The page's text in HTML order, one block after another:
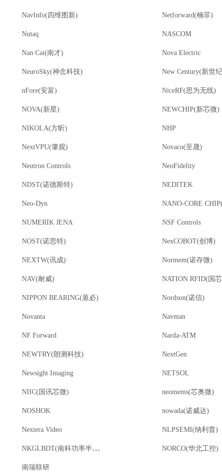
NavInfo(四维图新) Netforward(楠菲)
Nutaq NASCOM
Nan Cai(南才) Nova Electric
NeuroSky(神念科技) New Century(新世
nFore(安富) NiceRF(思为无线)
NOVA(新星) NEWCHIP(新芯微)
NIKOLA(方昕) NHP
NextVPU(肇观) Novaco(至晟)
Neutron Controls NeoFidelity
NDST(诺德斯特) NEDITEK
Neo-Dyn
NUMERIK JENA NSF Controls
NOST(诺思特) NexCOBOT(创博)
NEXTW(讯成) Normem(诺存微)
NAV(耐威) NATION RFID(国
NIPPON BEARING(蒽必) Nordson(诺信)
Novanta Navman
NF Forward Narda-ATM
NEWTRY(朗测科技) NextGen
Newsight Imaging NETSOL
NIIC(国讯芯微) neomems(芯奥微)
NOSHOK nowada(诺威达)
Nextera Video NLPSEMI(纳利普)
NKGLBDT(南科功率半导体) NORCO(华北工控)
南瑞联研